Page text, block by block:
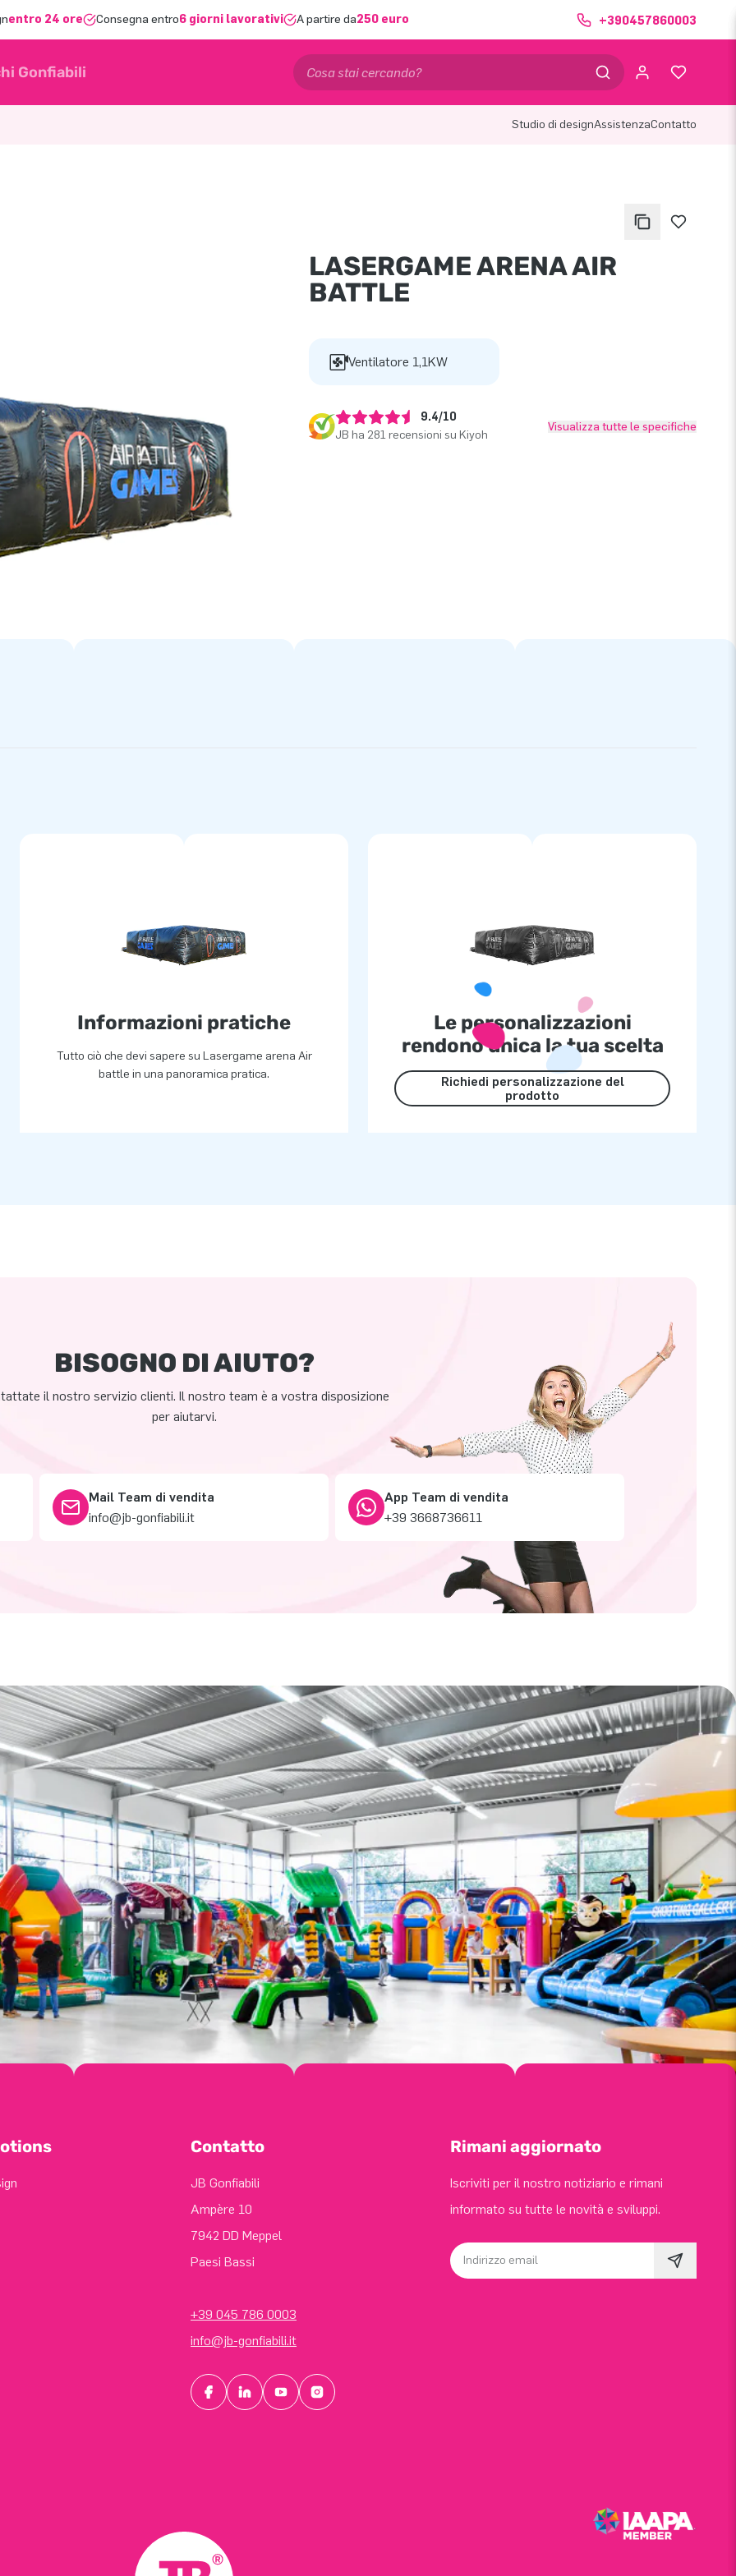
entro 24 ore Consegna entro6 giorni lavorativi A partire da250 euro +390457860003
Gonfiabili
Studio di designAssistenzaContatto
LASERGAME ARENA AIR
BATTLE
Ventilatore 1,1KW
9.4/10
JB ha 281 recensioni su Kiyoh
Visualizza tutte le specifiche
Informazioni pratiche
Tutto ciò che devi sapere su Lasergame arena Air
battle in una panoramica pratica.
Le personalizzazioni
rendono unica la tua scelta
Richiedi personalizzazione del
prodotto
BISOGNO DI AIUTO?
il nostro servizio clienti. Il nostro team è a vostra disposizione
per aiutarvi.
Mail Team di vendita
info@jb-gonfiabili.it
App Team di vendita
+39 3668736611
Contatto
JB Gonfiabili
Ampère 10
7942 DD Meppel
Paesi Bassi
+39 045 786 0003
info@jb-gonfiabili.it
Rimani aggiornato
Iscriviti per il nostro notiziario e rimani
informato su tutte le novità e sviluppi.
Indirizzo email